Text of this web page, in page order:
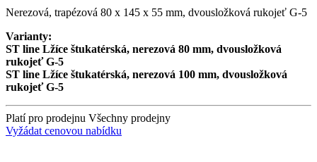
Nerezová, trapézová 80 x 145 x 55 mm, dvousložková rukojeť G-5
Varianty:
ST line Lžíce štukatérská, nerezová 80 mm, dvousložková
rukojeť G-5
ST line Lžíce štukatérská, nerezová 100 mm, dvousložková
rukojeť G-5
Platí pro prodejnu Všechny prodejny
Vyžádat cenovou nabídku